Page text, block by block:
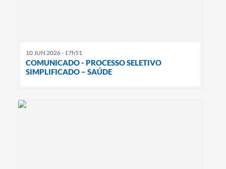
10 JUN 2026 - 17h51
COMUNICADO - PROCESSO SELETIVO
SIMPLIFICADO – SAÚDE